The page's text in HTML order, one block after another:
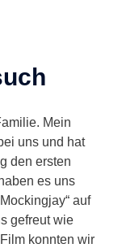
Mein
uns und hat
den ersten
es uns
auf
gefreut wie
konnten wir